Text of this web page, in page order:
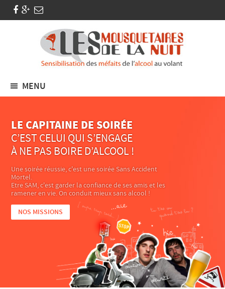
MENU
LE CAPITAINE DE SOIRÉE
C’EST CELUI QUI S’ENGAGE
À NE PAS BOIRE D’ALCOOL !
Une soirée réussie, c'est une soirée Sans Accident
Mortel.
Etre SAM, c'est garder la confiance de ses amis et les
ramener en vie. On conduit mieux sans alcool !
NOS MISSIONS